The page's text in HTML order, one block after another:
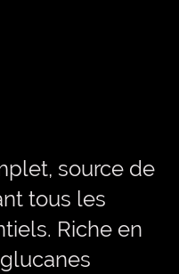
source de
tous les
Riche en